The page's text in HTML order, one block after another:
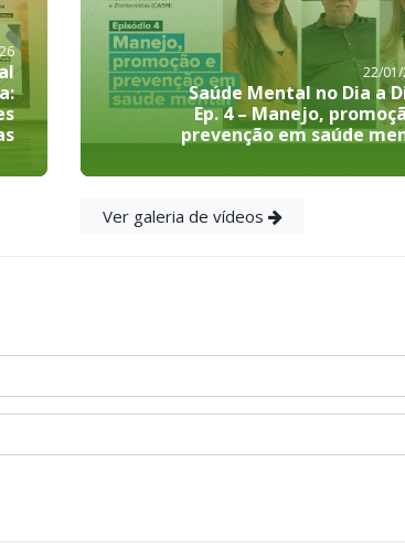
22/
Saúde Mental no Dia a
Ep. 4 – Manejo,
prevenção em saúde
Ver galeria de vídeos